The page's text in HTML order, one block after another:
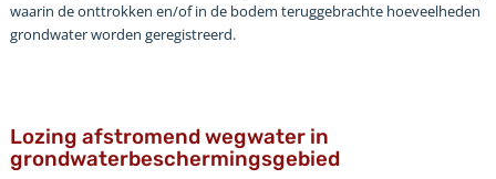
waarin de onttrokken en/of in de bodem teruggebrachte hoeveelheden
grondwater worden geregistreerd.
Lozing afstromend wegwater in
grondwaterbeschermingsgebied